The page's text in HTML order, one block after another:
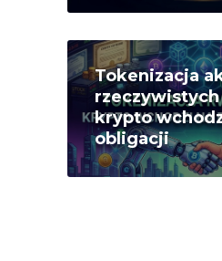
Tokenizacja
krypto
obligacji